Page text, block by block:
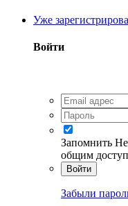
Уже
Войти
Запомнить Не
общим
Войти
Забыли